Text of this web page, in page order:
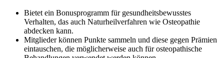
Bietet ein Bonusprogramm für gesundheitsbewusstes
Verhalten, das auch Naturheilverfahren wie Osteopathie
abdecken kann.
Mitglieder können Punkte sammeln und diese gegen Prämien
eintauschen, die möglicherweise auch für osteopathische